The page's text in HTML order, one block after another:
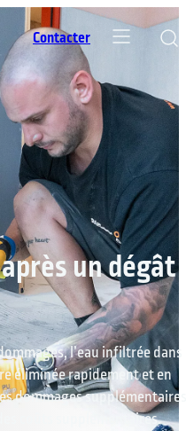
Contacter
un dégât
l’eau infiltrée dans
éliminée rapidement et en
dommages
coûts supplémentaires.